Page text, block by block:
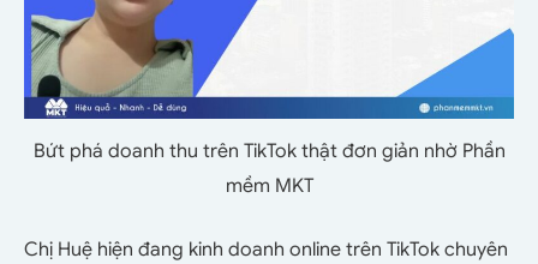
Bứt phá doanh thu trên TikTok thật đơn giản nhờ Phần
mềm MKT
Chị Huệ hiện đang kinh doanh online trên TikTok chuyên